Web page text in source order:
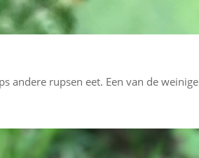
andere rupsen eet. Een van de weinige